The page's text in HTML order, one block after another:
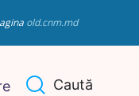
old.cnm.md
Caută